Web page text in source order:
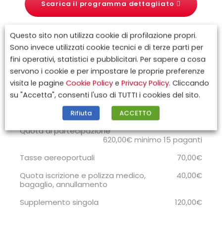
Scarica il programma dettagliato
Quote
Quota di partecipazione
620,00€ minimo 15 paganti
Tasse aereoportuali
70,00€
Quota iscrizione e polizza medico,
bagaglio, annullamento
40,00€
Supplemento singola 120,00€
Questo sito non utilizza cookie di profilazione propri.
Sono invece utilizzati cookie tecnici e di terze parti per
fini operativi, statistici e pubblicitari. Per sapere a cosa
servono i cookie e per impostare le proprie preferenze
visita le pagine Cookie Policy e Privacy Policy. Cliccando
su "Accetta", consenti l'uso di TUTTI i cookies del sito.
Rifiuta ACCETTO